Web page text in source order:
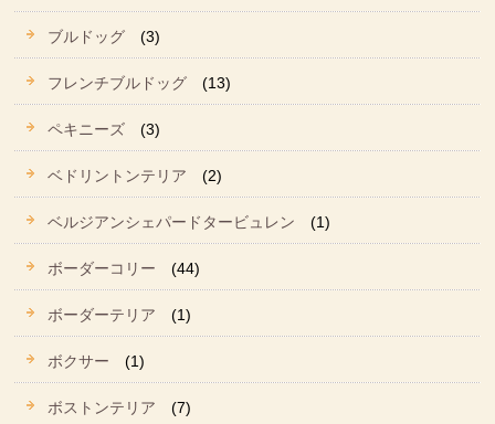
ブルドッグ (3)
フレンチブルドッグ (13)
ペキニーズ (3)
ベドリントンテリア (2)
ベルジアンシェパードタービュレン (1)
ボーダーコリー (44)
ボーダーテリア (1)
ボクサー (1)
ボストンテリア (7)